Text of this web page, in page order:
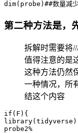
第二种方法是，
拆解时需要将
值得注意的是
这种方法仍然
一种情况，所
结这个内容
if(F){
library(tidyverse)
probe2%